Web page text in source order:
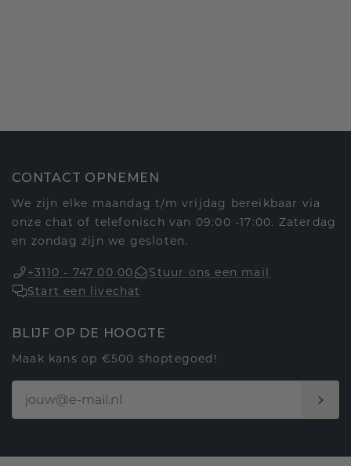
CONTACT OPNEMEN
We zijn elke maandag t/m vrijdag bereikbaar via
onze chat of telefonisch van 09:00 -17:00. Zaterdag
en zondag zijn we gesloten.
+3110 - 747 00 00
Stuur ons een mail
Start een livechat
BLIJF OP DE HOOGTE
Maak kans op €500 shoptegoed!